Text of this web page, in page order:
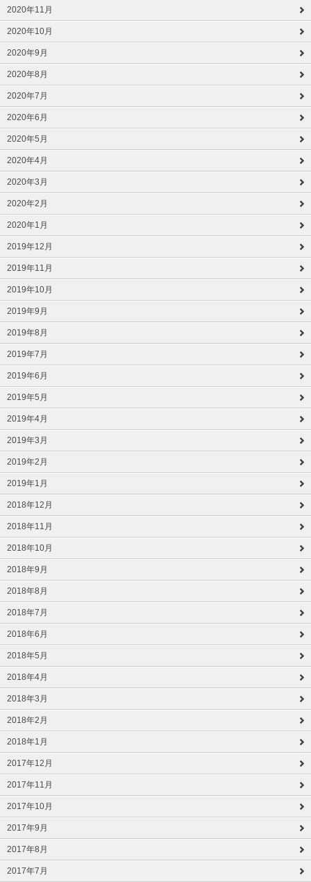
2020年11月
2020年10月
2020年9月
2020年8月
2020年7月
2020年6月
2020年5月
2020年4月
2020年3月
2020年2月
2020年1月
2019年12月
2019年11月
2019年10月
2019年9月
2019年8月
2019年7月
2019年6月
2019年5月
2019年4月
2019年3月
2019年2月
2019年1月
2018年12月
2018年11月
2018年10月
2018年9月
2018年8月
2018年7月
2018年6月
2018年5月
2018年4月
2018年3月
2018年2月
2018年1月
2017年12月
2017年11月
2017年10月
2017年9月
2017年8月
2017年7月